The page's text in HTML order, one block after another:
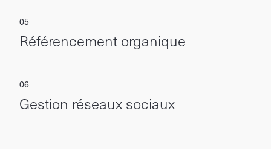
Référencement organique
Gestion réseaux sociaux